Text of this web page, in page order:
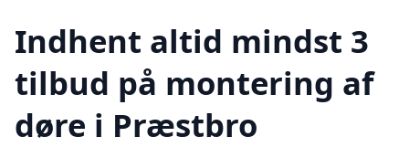
Indhent altid mindst 3
tilbud på montering af
døre i Præstbro